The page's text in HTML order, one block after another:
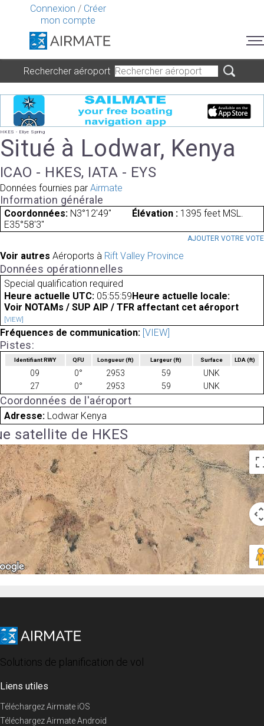
Connexion / Créer
mon compte
Rechercher aéroport
HKES - Eliye Spring
Situé à Lodwar, Kenya
ICAO - HKES, IATA - EYS
Données fournies par Airmate
Information générale
Coordonnées: N3°12'49"
E35°58'3"
Élévation : 1395 feet MSL.
AJOUTER VOTRE VOTE
Voir autres Aéroports à Rift Valley Province
Données opérationnelles
Special qualification required
Heure actuelle UTC: 05:55:59 Heure actuelle locale:
Voir NOTAMs / SUP AIP / TFR affectant cet aéroport
[VIEW]
Fréquences de communication: [VIEW]
Pistes:
Identifiant RWY QFU Longueur(ft) Largeur(ft) Surface LDA(ft)
09 0° 2953 59
UNK
27
0° 2953 59 UNK
Coordonnées de l'aéroport
Adresse: Lodwar Kenya
satellite de HKES
Solutions de planification de vol
Liens utiles
Téléchargez Airmate iOS
Téléchargez Airmate Android